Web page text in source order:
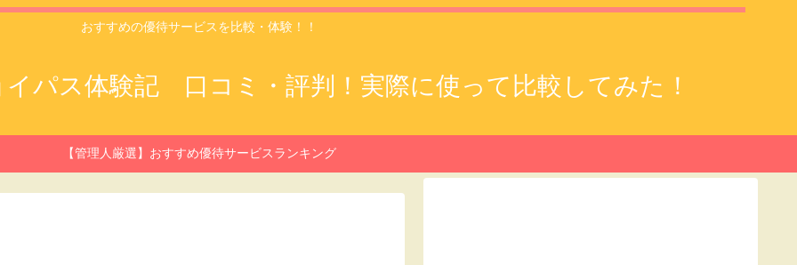
おすすめの優待サービスを比較・体験！！
パス体験記 口コミ・評判！実際に使って比較してみた！
【管理人厳選】おすすめ優待サービスランキング